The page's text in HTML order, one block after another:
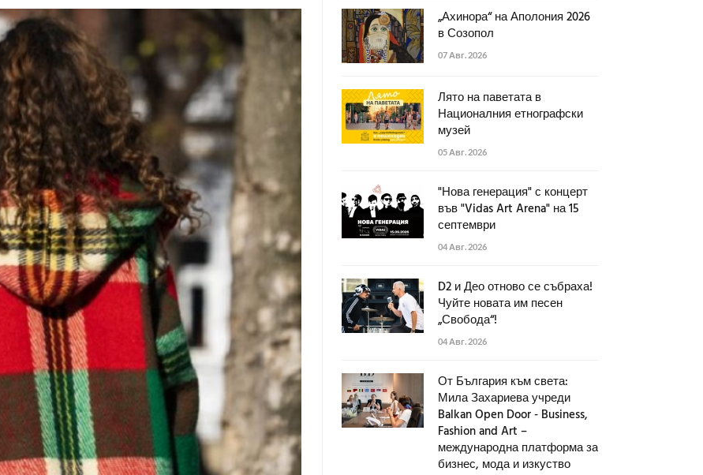
„Ахинора“ на Аполония 2026
в Созопол
07 Авг. 2026
Лято на паветата в
Националния етнографски
музей
05 Авг. 2026
"Нова генерация" с концерт
във "Vidas Art Arena" на 15
септември
04 Авг. 2026
D2 и Део отново се събраха!
Чуйте новата им песен
„Свобода“!
04 Авг. 2026
От България към света:
Мила Захариева учреди
Balkan Open Door - Business,
Fashion and Art –
международна платформа за
бизнес, мода и изкуство